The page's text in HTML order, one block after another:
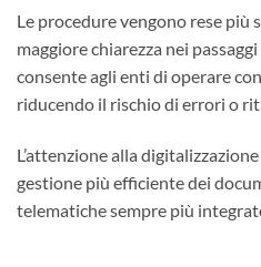
Le procedure vengono rese più
maggiore chiarezza nei
consente agli enti di operare
riducendo il rischio di errori o
L’attenzione alla
gestione più efficiente dei
telematiche sempre più